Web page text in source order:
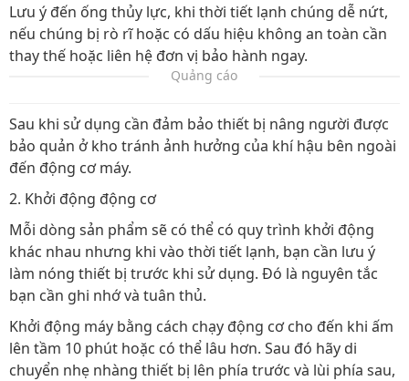
Lưu ý đến ống thủy lực, khi thời tiết lạnh chúng dễ nứt,
nếu chúng bị rò rĩ hoặc có dấu hiệu không an toàn cần
thay thế hoặc liên hệ đơn vị bảo hành ngay.
Quảng cáo
Sau khi sử dụng cần đảm bảo thiết bị nâng người được
bảo quản ở kho tránh ảnh hưởng của khí hậu bên ngoài
đến động cơ máy.
2. Khởi động động cơ
Mỗi dòng sản phẩm sẽ có thể có quy trình khởi động
khác nhau nhưng khi vào thời tiết lạnh, bạn cần lưu ý
làm nóng thiết bị trước khi sử dụng. Đó là nguyên tắc
bạn cần ghi nhớ và tuân thủ.
Khởi động máy bằng cách chạy động cơ cho đến khi ấm
lên tầm 10 phút hoặc có thể lâu hơn. Sau đó hãy di
chuyển nhẹ nhàng thiết bị lên phía trước và lùi phía sau,